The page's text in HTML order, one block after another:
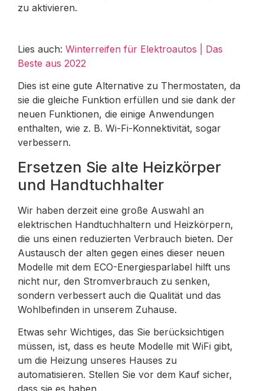
zu aktivieren.
Lies auch: Winterreifen für Elektroautos | Das
Beste aus 2022
Dies ist eine gute Alternative zu Thermostaten, da
sie die gleiche Funktion erfüllen und sie dank der
neuen Funktionen, die einige Anwendungen
enthalten, wie z. B. Wi-Fi-Konnektivität, sogar
verbessern.
Ersetzen Sie alte Heizkörper
und Handtuchhalter
Wir haben derzeit eine große Auswahl an
elektrischen Handtuchhaltern und Heizkörpern,
die uns einen reduzierten Verbrauch bieten. Der
Austausch der alten gegen eines dieser neuen
Modelle mit dem ECO-Energiesparlabel hilft uns
nicht nur, den Stromverbrauch zu senken,
sondern verbessert auch die Qualität und das
Wohlbefinden in unserem Zuhause.
Etwas sehr Wichtiges, das Sie berücksichtigen
müssen, ist, dass es heute Modelle mit WiFi gibt,
um die Heizung unseres Hauses zu
automatisieren. Stellen Sie vor dem Kauf sicher,